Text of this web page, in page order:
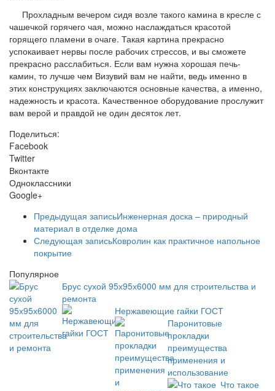
Прохладным вечером сидя возле такого камина в кресле с
чашечкой горячего чая, можно наслаждаться красотой
горящего пламени в очаге. Такая картина прекрасно
успокаивает нервы после рабочих стрессов, и вы сможете
прекрасно расслабиться. Если вам нужна хорошая печь-
камин, то лучше чем Визувий вам не найти, ведь именно в
этих конструкциях заключаются основные качества, а именно,
надежность и красота. Качественное оборудование прослужит
вам верой и правдой не один десяток лет.
Поделиться:
Facebook
Twitter
Вконтакте
Одноклассники
Google+
Предыдущая записьИнженерная доска – природный
материал в отделке дома
Следующая записьКовролин как практичное напольное
покрытие
Популярное
Брус сухой 95х95х6000 мм для строительства и
ремонта
Нержавеющие гайки ГОСТ
Паронитовые
прокладки
преимущества
применения и
использование
Что такое